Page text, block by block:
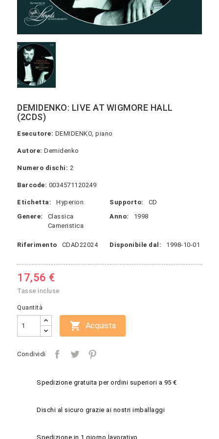
DEMIDENKO: LIVE AT WIGMORE HALL
(2CDS)
Esecutore: DEMIDENKO, piano
Autore: Demidenko
Numero dischi: 2
Barcode: 0034571120249
Etichetta: Hyperion Supporto:
CD
Genere:
Classica
Cameristica
Anno: 1998
Riferimento CDAD22024 Disponibile dal: 1998-10-01
17,56 €
Tasse incluse
Quantità
 Acquista
Condividi
Spedizione gratuita per ordini superiori a 95 €
Dischi al sicuro grazie ai nostri imballaggi
Spedizione in 1 giorno lavorativo